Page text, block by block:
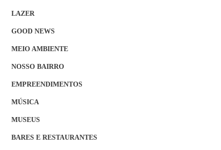
LAZER
GOOD NEWS
MEIO AMBIENTE
NOSSO BAIRRO
EMPREENDIMENTOS
MÚSICA
MUSEUS
BARES E RESTAURANTES